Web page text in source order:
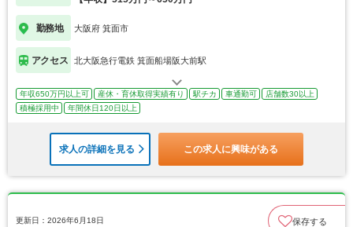
勤務地 大阪府 箕面市
アクセス 北大阪急行電鉄 箕面船場阪大前駅
年収650万円以上可 産休・育休取得実績有り 駅チカ 車通勤可
店舗数30以上
積極採用中
年間休日120日以上
求人の詳細を見る この求人に興味がある
更新日：2026年6月18日 保存する